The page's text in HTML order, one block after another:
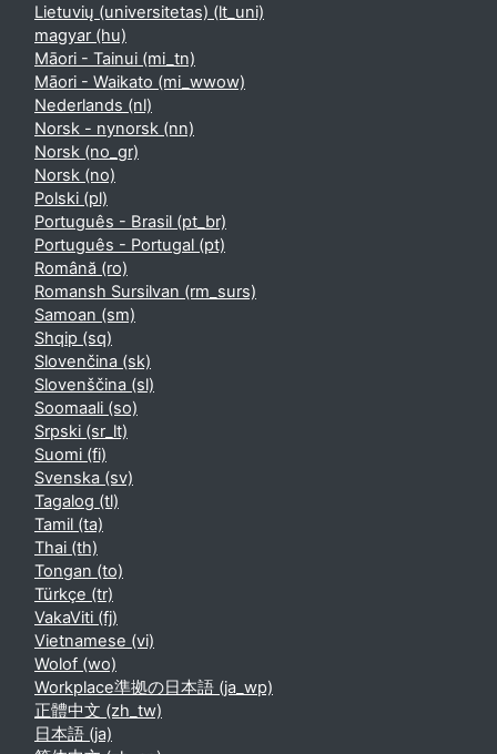
Lietuvių (universitetas) ‎(lt_uni)‎
magyar ‎(hu)‎
Māori - Tainui ‎(mi_tn)‎
Māori - Waikato ‎(mi_wwow)‎
Nederlands ‎(nl)‎
Norsk - nynorsk ‎(nn)‎
Norsk ‎(no_gr)‎
Norsk ‎(no)‎
Polski ‎(pl)‎
Português - Brasil ‎(pt_br)‎
Português - Portugal ‎(pt)‎
Română ‎(ro)‎
Romansh Sursilvan ‎(rm_surs)‎
Samoan ‎(sm)‎
Shqip ‎(sq)‎
Slovenčina ‎(sk)‎
Slovenščina ‎(sl)‎
Soomaali ‎(so)‎
Srpski ‎(sr_lt)‎
Suomi ‎(fi)‎
Svenska ‎(sv)‎
Tagalog ‎(tl)‎
Tamil ‎(ta)‎
Thai ‎(th)‎
Tongan ‎(to)‎
Türkçe ‎(tr)‎
VakaViti ‎(fj)‎
Vietnamese ‎(vi)‎
Wolof ‎(wo)‎
Workplace準拠の日本語 ‎(ja_wp)‎
正體中文 ‎(zh_tw)‎
日本語 ‎(ja)‎